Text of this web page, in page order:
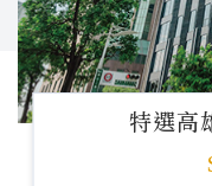
特選高